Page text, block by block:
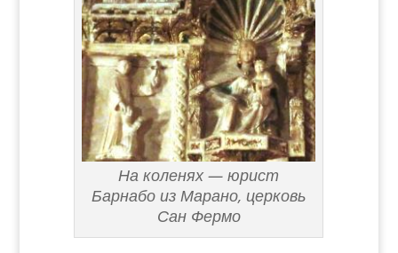
На коленях — юрист
Барнабо из Марано, церковь
Сан Фермо